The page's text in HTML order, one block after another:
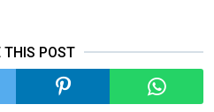
THIS POST